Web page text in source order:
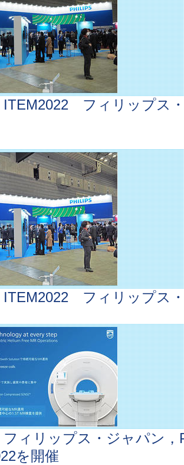
ITEM2022 フィリップス
ITEM2022 フィリップ
フィリップス・ジャパン，
を開催